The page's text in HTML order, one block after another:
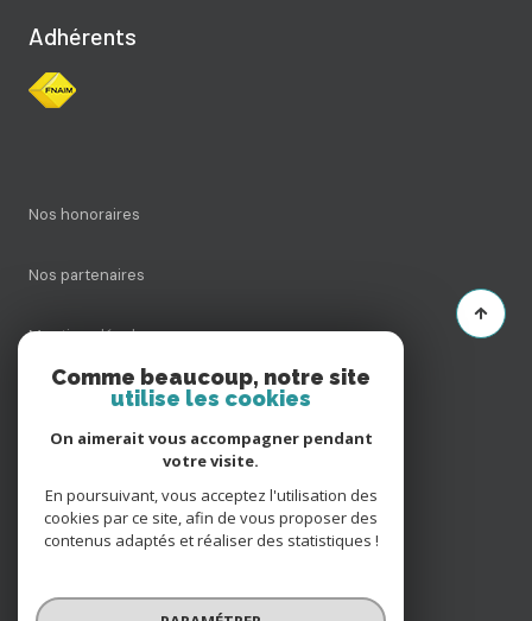
Adhérents
Nos honoraires
Nos partenaires
Mentions légales
Cookies
© 2026 | Tous droits réservés
Comme beaucoup, notre site
utilise les cookies
On aimerait vous accompagner pendant
votre visite.
En poursuivant, vous acceptez l'utilisation des
cookies par ce site, afin de vous proposer des
contenus adaptés et réaliser des statistiques !